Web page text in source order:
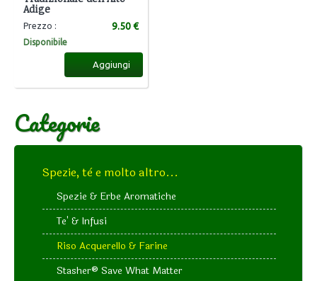
Adige
Prezzo : 9.50 €
Disponibile
Aggiungi
Categorie
Spezie, tè e molto altro...
Spezie & Erbe Aromatiche
Te' & Infusi
Riso Acquerello & Farine
Stasher®️ Save What Matter